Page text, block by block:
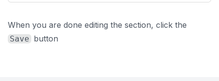
When you are done editing the section, click the
Save button